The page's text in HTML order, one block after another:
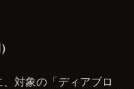
対象の「ディアブロ